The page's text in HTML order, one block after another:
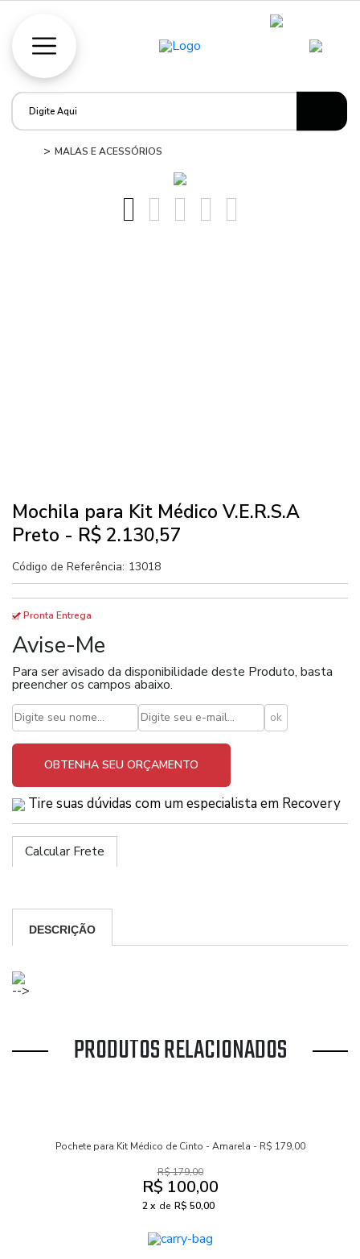
MALAS E ACESSÓRIOS
Mochila para Kit Médico V.E.R.S.A
Preto - R$ 2.130,57
Código de Referência: 13018
Pronta Entrega
Avise-Me
Para ser avisado da disponibilidade deste Produto, basta
preencher os campos abaixo.
OBTENHA SEU ORÇAMENTO
Tire suas dúvidas com um especialista em Recovery
Calcular Frete
DESCRIÇÃO
-->
PRODUTOS RELACIONADOS
Pochete para Kit Médico de Cinto - Amarela - R$ 179,00
R$ 179,00
R$ 100,00
2 de R$ 50,00